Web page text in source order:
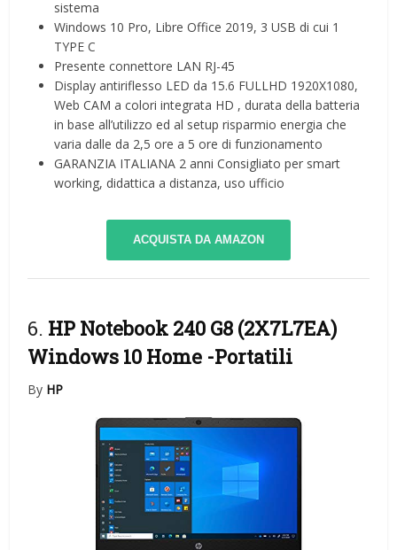
sistema
Windows 10 Pro, Libre Office 2019, 3 USB di cui 1
TYPE C
Presente connettore LAN RJ-45
Display antiriflesso LED da 15.6 FULLHD 1920X1080,
Web CAM a colori integrata HD , durata della batteria
in base all’utilizzo ed al setup risparmio energia che
varia dalle da 2,5 ore a 5 ore di funzionamento
GARANZIA ITALIANA 2 anni Consigliato per smart
working, didattica a distanza, uso ufficio
ACQUISTA DA AMAZON
6. HP Notebook 240 G8 (2X7L7EA)
Windows 10 Home -Portatili
By HP